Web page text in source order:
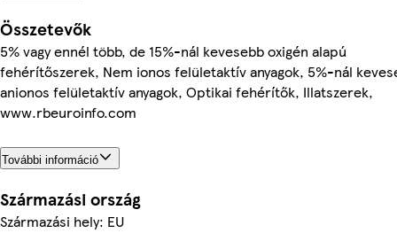
Összetevők
5% vagy ennél több, de 15%-nál kevesebb oxigén alapú
fehérítőszerek, Nem ionos felületaktív anyagok, 5%-nál
anionos felületaktív anyagok, Optikai fehérítők, Illatszerek,
www.rbeuroinfo.com
További információ
Származási ország
Származási hely: EU